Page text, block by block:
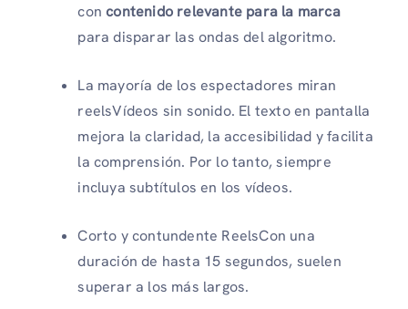
concontenido relevante para la marca
para disparar las ondas del algoritmo.
La mayoría de los espectadores miran
reelsVídeos sin sonido. El texto en pantalla
mejora la claridad, la accesibilidad y facilita
la comprensión. Por lo tanto, siempre
incluya subtítulos en los vídeos.
Corto y contundente ReelsCon una
duración de hasta 15 segundos, suelen
superar a los más largos.